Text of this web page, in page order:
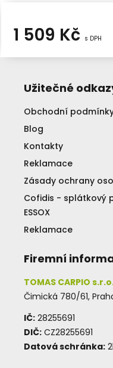
1 509 Kč s DPH
Užitečné
Obchodní
Blog
Kontakty
Reklamace
Zásady ochrany
Cofidis - splátkový
ESSOX
Reklamace
Firemní
TOMAS CARPIO
Čimická 780/61,
IČ: 28255691
DIČ: CZ28255691
Datová schránka: